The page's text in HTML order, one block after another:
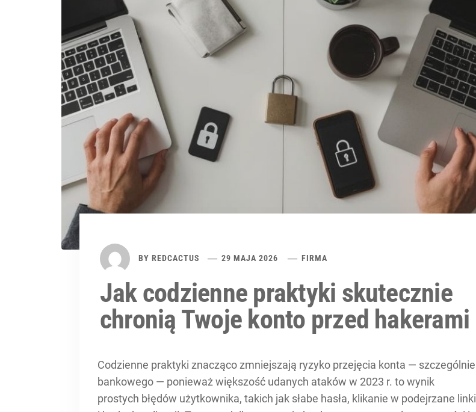
BY REDCACTUS 29 MAJA 2026 FIRMA
Jak codzienne praktyki skutecznie
chronią Twoje konto przed hakerami
Codzienne praktyki znacząco zmniejszają ryzyko przejęcia konta — szczególnie
bankowego — ponieważ większość udanych ataków w 2023 r. to wynik
prostych błędów użytkownika, takich jak słabe hasła, klikanie w podejrzane linki